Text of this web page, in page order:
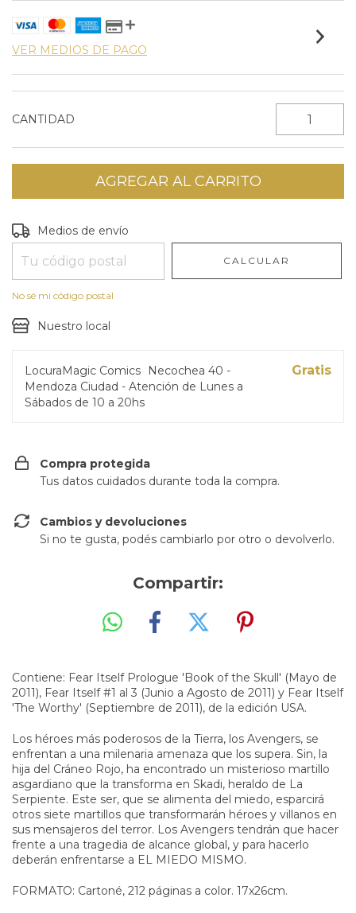
VER MEDIOS DE PAGO
CANTIDAD
Entregas para el CP:
Medios de envío
CALCULAR
No sé mi código postal
Nuestro local
LocuraMagic Comics
Necochea 40 -
Mendoza Ciudad - Atención de Lunes a
Sábados de 10 a 20hs
Gratis
Compra protegida
Tus datos cuidados durante toda la compra.
Cambios y devoluciones
Si no te gusta, podés cambiarlo por otro o devolverlo.
Compartir:
Contiene: Fear Itself Prologue 'Book of the Skull' (Mayo de
2011), Fear Itself #1 al 3 (Junio a Agosto de 2011) y Fear Itself
'The Worthy' (Septiembre de 2011), de la edición USA.
Los héroes más poderosos de la Tierra, los Avengers, se
enfrentan a una milenaria amenaza que los supera. Sin, la
hija del Cráneo Rojo, ha encontrado un misterioso martillo
asgardiano que la transforma en Skadi, heraldo de La
Serpiente. Este ser, que se alimenta del miedo, esparcirá
otros siete martillos que transformarán héroes y villanos en
sus mensajeros del terror. Los Avengers tendrán que hacer
frente a una tragedia de alcance global, y para hacerlo
deberán enfrentarse a EL MIEDO MISMO.
FORMATO: Cartoné, 212 páginas a color. 17x26cm.